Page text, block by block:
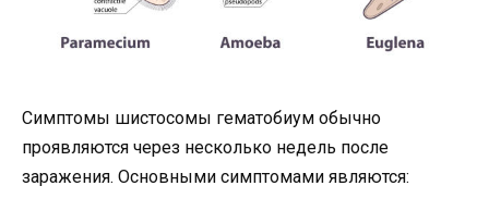
Симптомы шистосомы гематобиум обычно
проявляются через несколько недель после
заражения. Основными симптомами являются: